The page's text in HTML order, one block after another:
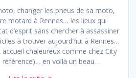
changer les pneus de sa moto,
motard à Rennes… les lieux qui
d’esprit sans chercher à assassiner
à trouver aujourd’hui à Rennes…
chaleureux comme chez City
référence)… en voilà un beau…